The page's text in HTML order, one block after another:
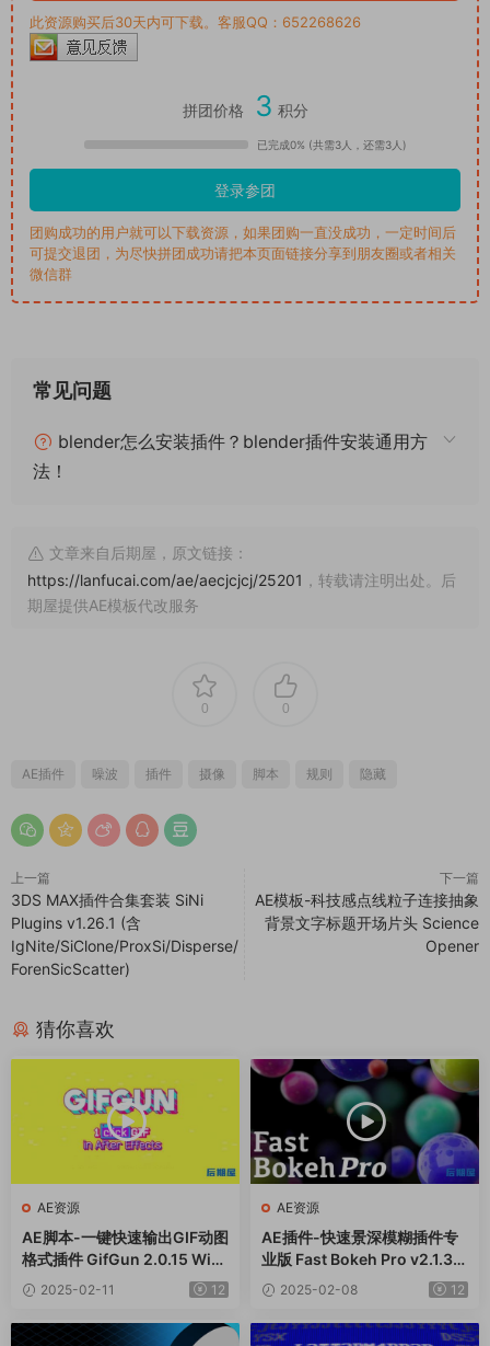
此资源购买后30天内可下载。客服QQ：652268626
拼团价格 3 积分
已完成0% (共需3人，还需3人)
登录参团
团购成功的用户就可以下载资源，如果团购一直没成功，一定时间后
可提交退团，为尽快拼团成功请把本页面链接分享到朋友圈或者相关
微信群
常见问题
blender怎么安装插件？blender插件安装通用方
法！
文章来自后期屋，原文链接：
https://lanfucai.com/ae/aecjcjcj/25201 ，转载请注明出处。后
期屋提供AE模板代改服务
0 0
AE插件 噪波 插件 摄像 脚本 规则 隐藏
上一篇
3DS MAX插件合集套装 SiNi
Plugins v1.26.1 (含
IgNite/SiClone/ProxSi/Disperse/
ForenSicScatter)
下一篇
AE模板-科技感点线粒子连接抽象
背景文字标题开场片头 Science
Opener
猜你喜欢
AE资源
AE脚本-一键快速输出GIF动图
格式插件 GifGun 2.0.15 Win/
Mac2025-02-11 12
AE资源
AE插件-快速景深模糊插件专
业版 Fast Bokeh Pro v2.1.3
Win2025-02-08 12